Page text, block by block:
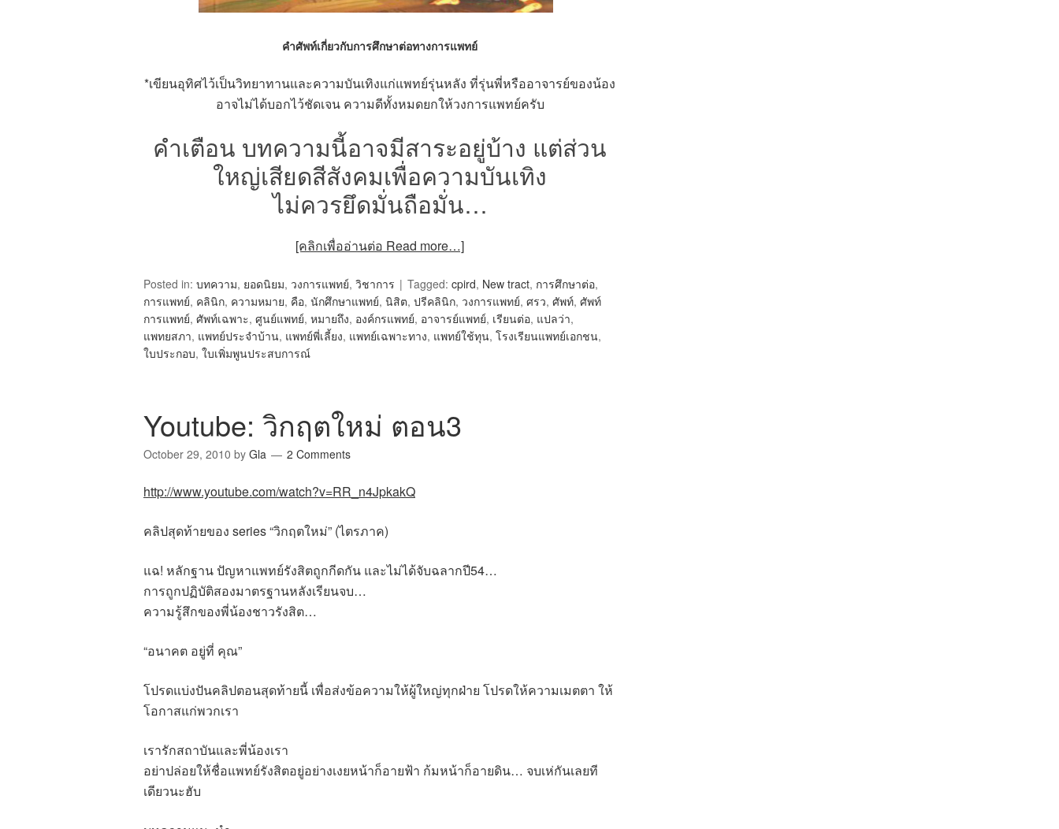
คำศัพท์เกี่ยวกับการศึกษาต่อทางการแพทย์
*เขียนอุทิศไว้เป็นวิทยาทานและความบันเทิงแก่แพทย์รุ่นหลัง ที่รุ่นพี่หรืออาจารย์ของน้อง
อาจไม่ได้บอกไว้ชัดเจน ความดีทั้งหมดยกให้วงการแพทย์ครับ
คำเตือน บทความนี้อาจมีสาระอยู่บ้าง แต่ส่วน
ใหญ่เสียดสีสังคมเพื่อความบันเทิง
ไม่ควรยึดมั่นถือมั่น…
[คลิกเพื่ออ่านต่อ Read more…]
Posted in: บทความ, ยอดนิยม, วงการแพทย์, วิชาการ Tagged: cpird, New tract, การศึกษาต่อ,
การแพทย์, คลินิก, ความหมาย, คือ, นักศึกษาแพทย์, นิสิต, ปรีคลินิก, วงการแพทย์, ศรว, ศัพท์, ศัพท์
การแพทย์, ศัพท์เฉพาะ, ศูนย์แพทย์, หมายถึง, องค์กรแพทย์, อาจารย์แพทย์, เรียนต่อ, แปลว่า,
แพทยสภา, แพทย์ประจำบ้าน, แพทย์พี่เลี้ยง, แพทย์เฉพาะทาง, แพทย์ใช้ทุน, โรงเรียนแพทย์เอกชน,
ใบประกอบ, ใบเพิ่มพูนประสบการณ์
Youtube: วิกฤตใหม่ ตอน3
October 29, 2010 by Gla 2 Comments
http://www.youtube.com/watch?v=RR_n4JpkakQ
คลิปสุดท้ายของ series “วิกฤตใหม่” (ไตรภาค)
แฉ! หลักฐาน ปัญหาแพทย์รังสิตถูกกีดกัน และไม่ได้จับฉลากปี54…
การถูกปฏิบัติสองมาตรฐานหลังเรียนจบ…
ความรู้สึกของพี่น้องชาวรังสิต…
“อนาคต อยู่ที่ คุณ”
โปรดแบ่งปันคลิปตอนสุดท้ายนี้ เพื่อส่งข้อความให้ผู้ใหญ่ทุกฝ่าย โปรดให้ความเมตตา ให้
โอกาสแก่พวกเรา
เรารักสถาบันและพี่น้องเรา
อย่าปล่อยให้ชื่อแพทย์รังสิตอยู่อย่างเงยหน้าก็อายฟ้า ก้มหน้าก็อายดิน… จบเห่กันเลยที
เดียวนะฮับ